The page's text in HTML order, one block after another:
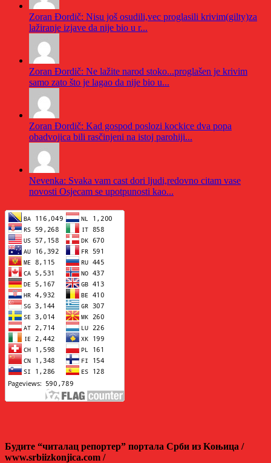
Zoran Đordič: Nisu još osudili,vec proglasili krivim(gilty)za
lažiranje izjave da nije bio u r...
Zoran Đordič: Ne lažite narod stoko...proglašen je krivim
samo zato što je lagao da nije bio u...
Zoran Đordič: Kad gospod poslozi kockice dva popa
obadvojica bili rasčinjeni na istoj parohiji...
Nevenka: Svaka vam cast dori ljudi,redovno citam vase
novosti Osjecam se upotpunosti kao...
Будите “читалац репортер” портала Срби из Kоњица /
www.srbiizkonjica.com /